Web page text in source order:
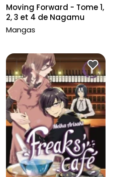
Moving Forward - Tome 1,
2, 3 et 4 de Nagamu
Nana...
Mangas